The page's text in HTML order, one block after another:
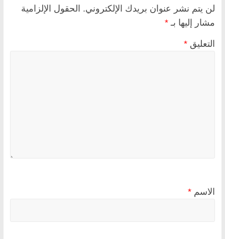
لن يتم نشر عنوان بريدك الإلكتروني. الحقول الإلزامية
مشار إليها بـ *
التعليق *
الاسم *